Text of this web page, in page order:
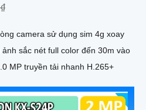
camera sử dụng sim 4g xoay
sắc nét full color đến 30m vào
4.0 MP truyền tải nhanh H.265+